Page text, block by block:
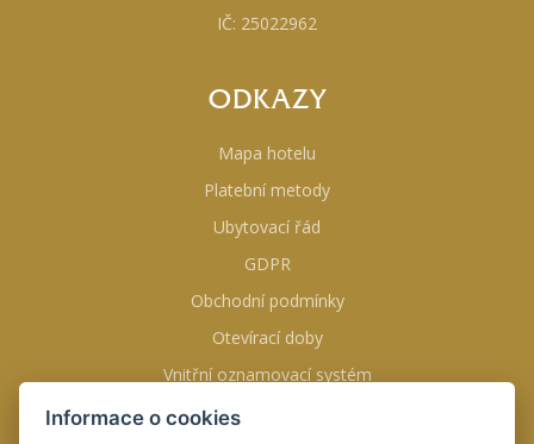
IČ: 25022962
ODKAZY
Mapa hotelu
Platební metody
Ubytovací řád
GDPR
Obchodní podmínky
Otevírací doby
Vnitřní oznamovací systém
Informace o cookies